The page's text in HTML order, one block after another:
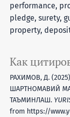
performance,
pledge, surety,
property,
Как
РАХИМОВ, Д.
ШАРТНОМАВИЙ
ТАЪМИНЛАШ.
from https://